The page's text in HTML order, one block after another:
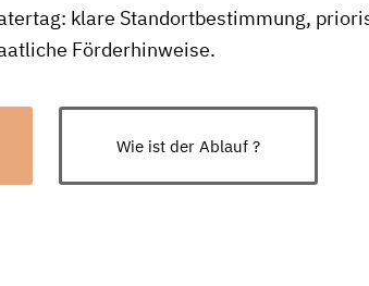
klare Standortbestimmung,
Förderhinweise.
Wie ist der Ablauf ?